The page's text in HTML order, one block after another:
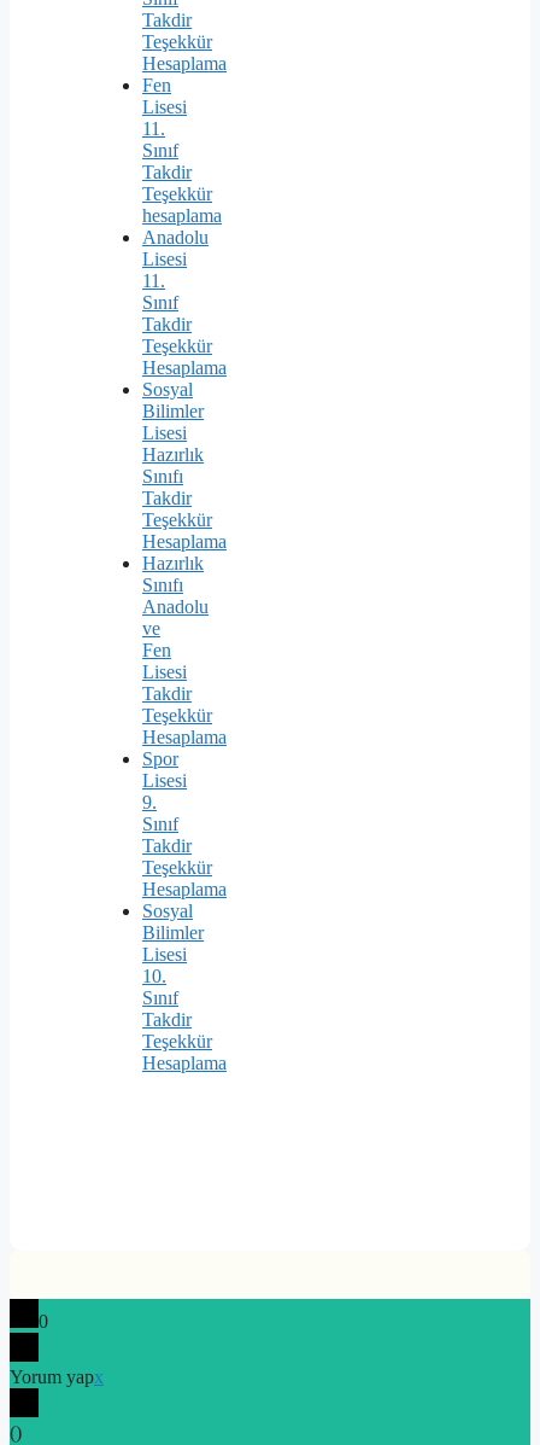
Takdir
Teşekkür
Hesaplama
Fen
Lisesi
11.
Sınıf
Takdir
Teşekkür
hesaplama
Anadolu
Lisesi
11.
Sınıf
Takdir
Teşekkür
Hesaplama
Sosyal
Bilimler
Lisesi
Hazırlık
Sınıfı
Takdir
Teşekkür
Hesaplama
Hazırlık
Sınıfı
Anadolu
ve
Fen
Lisesi
Takdir
Teşekkür
Hesaplama
Spor
Lisesi
9.
Sınıf
Takdir
Teşekkür
Hesaplama
Sosyal
Bilimler
Lisesi
10.
Sınıf
Takdir
Teşekkür
Hesaplama
0
Yorum yapx
()